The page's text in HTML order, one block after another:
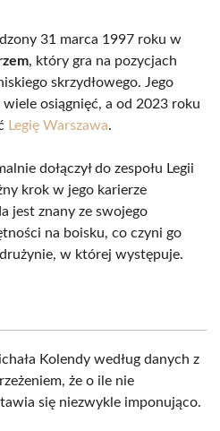
31 marca 1997 roku w
, który gra na pozycjach
skrzydłowego. Jego
osiągnięć, a od 2023 roku
Legię Warszawa.
dołączył do zespołu Legii
krok w jego karierze
jest znany ze swojego
na boisku, co czyni go
w której występuje.
Kolendy według danych z
że o ile nie
się niezwykle imponująco.